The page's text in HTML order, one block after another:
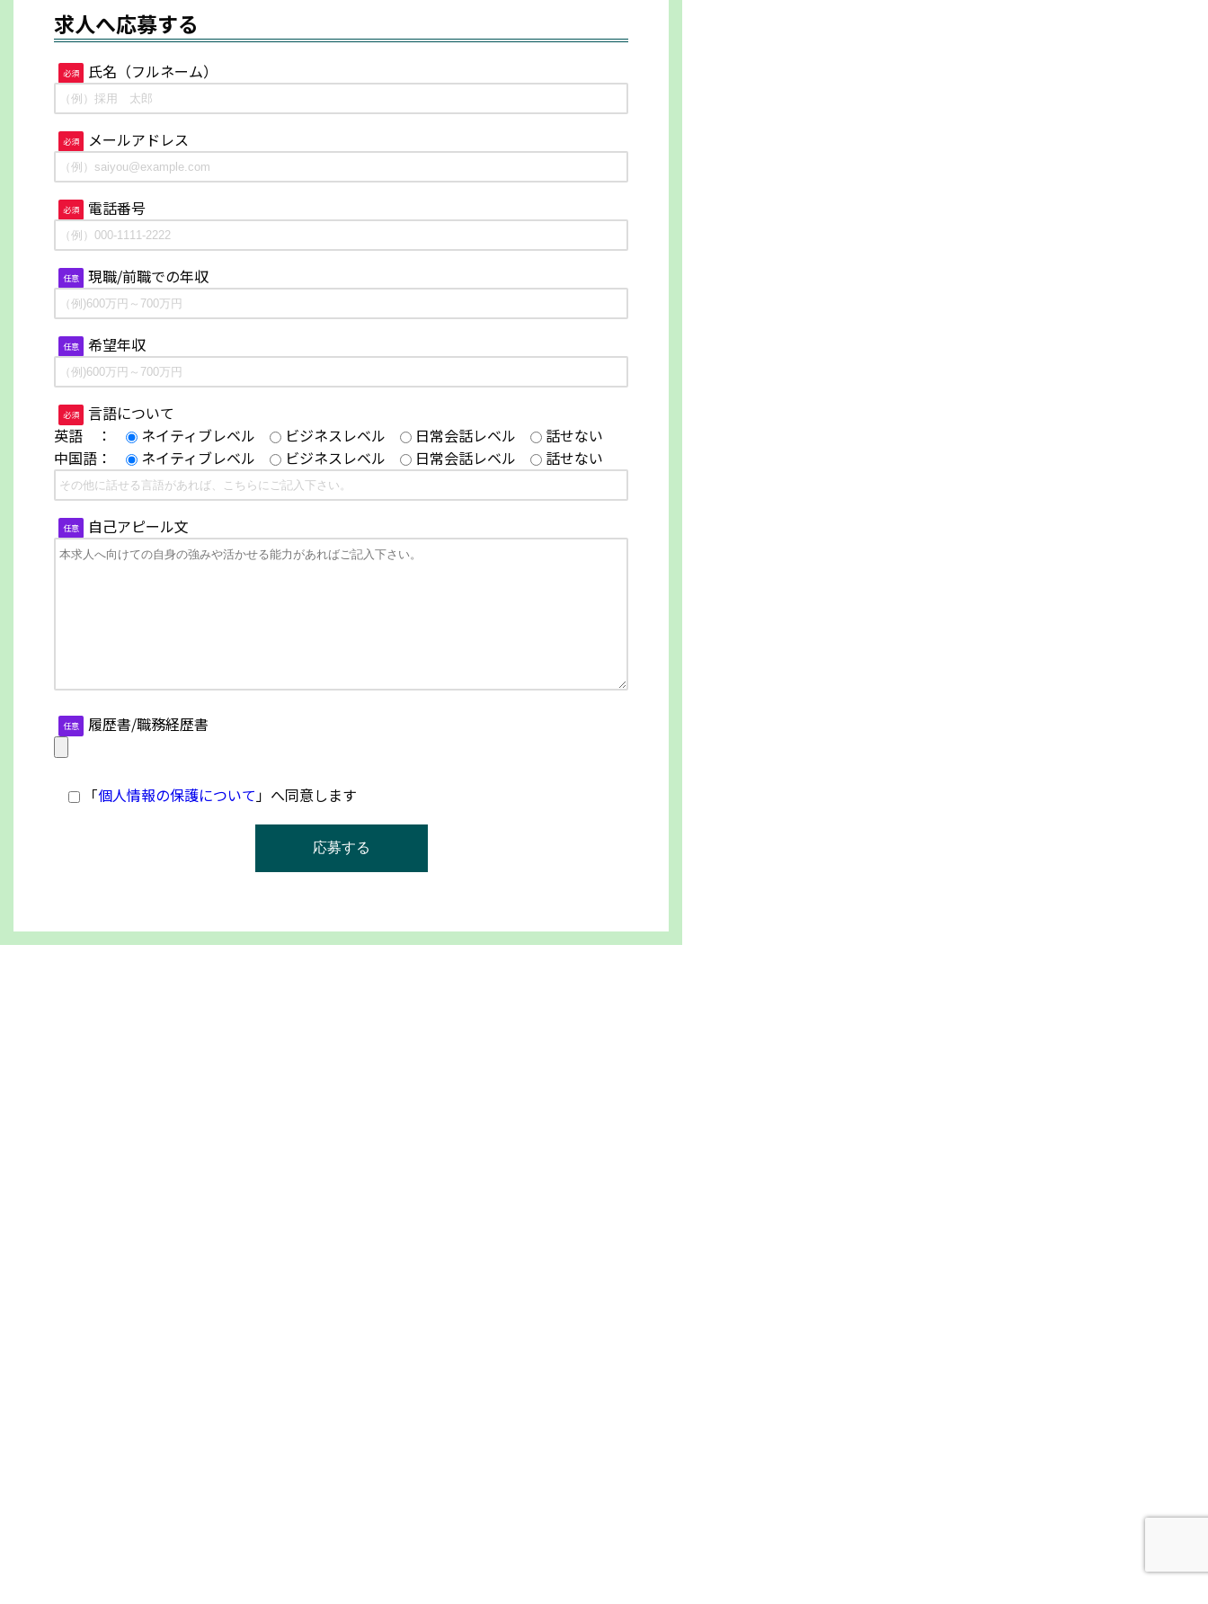
求人へ応募する
必須 氏名（フルネーム）
必須 メールアドレス
必須 電話番号
任意 現職/前職での年収
任意 希望年収
必須
言語について
英語 ：
ネイティブレベル ビジネスレベル 日常会話レベル
話せない
中国語：
ネイティブレベル ビジネスレベル 日常会話レベル 話せない
任意 自己アピール文
任意 履歴書/職務経歴書
「個人情報の保護について 」へ同意します